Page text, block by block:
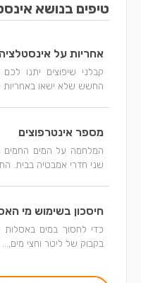
טיפים בנושא
אחריות על אינסטלציה
קבלני שיפוצים יתנו
החשש שלא ישאו באחריות
מספר אינטרפוצים
המלחמה על המים החמים
שני חדרי אמבטיה בבית.
חיסכון בשימוש מי
בקבוק של ליטר וחצי מים,...